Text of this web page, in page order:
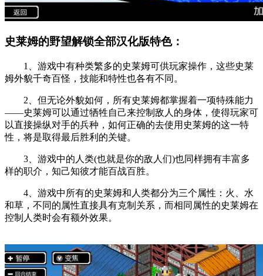
史莱姆的野望解锁全部汉化版特色：
1、游戏中有种类繁多的史莱姆可供玩家操作，这些史莱
姆外貌千奇百怪，技能和特性也各有不同。
2、但无论外貌如何，所有史莱姆都掌握着一项特殊能力
——史莱姆可以通过牺牲自己来控制敌人的身体，使得玩家可
以直接操纵对手的兵种，如何正确的去使用史莱姆的这一特
性，将是取得最后胜利的关键。
3、游戏中的人类(也就是你的敌人们)也同样拥有丰富多
样的职介，知己知彼才能百战百胜。
4、游戏中所有的史莱姆和人类都分为三个属性：火、水
和草，不同的属性直接具有克制关系，而相同属性的史莱姆在
控制人类时会有额外效果。